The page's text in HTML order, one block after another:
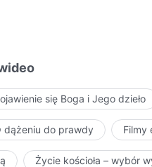
się Boga i Jego dzieło
dążeniu do prawdy Filmy
Życie kościoła – wybór